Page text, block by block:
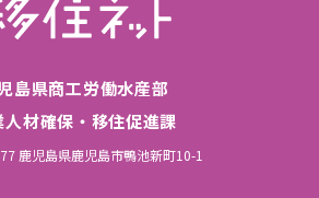
島県商工労働水産部
人材確保・移住促進課
鹿児島県鹿児島市鴨池新町10-1